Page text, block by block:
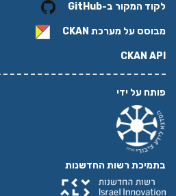
לקוד המקור ב-GitHub
מבוסס על מערכת CKAN
CKAN API
פותח על ידי
בתמיכת רשות החדשנות